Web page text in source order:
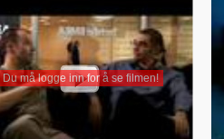
Du må logge inn for å se filmen!